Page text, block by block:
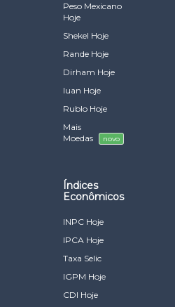
Peso Mexicano
Hoje
Shekel Hoje
Rande Hoje
Dirham Hoje
Iuan Hoje
Rublo Hoje
Mais
Moedas
novo
Índices
Econômicos
INPC Hoje
IPCA Hoje
Taxa Selic
IGPM Hoje
CDI Hoje